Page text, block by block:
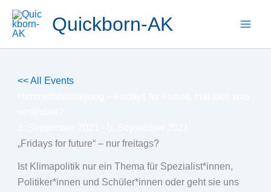
Inhalt
springen
Quickborn-AK
<< All Events
„Fridays for future“ – nur freitags?
Ist Klimapolitik nur ein Thema für Spezialist*innen,
Politiker*innen und Schüler*innen oder geht sie uns